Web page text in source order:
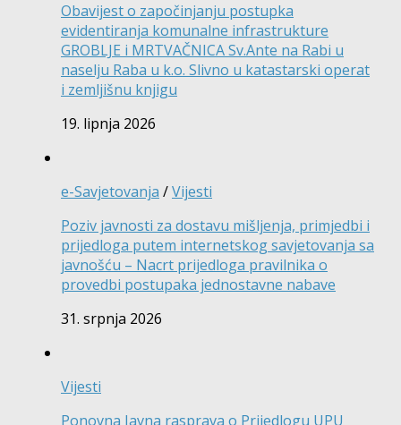
Obavijest o započinjanju postupka
evidentiranja komunalne infrastrukture
GROBLJE i MRTVAČNICA Sv.Ante na Rabi u
naselju Raba u k.o. Slivno u katastarski operat
i zemljišnu knjigu
19. lipnja 2026
e-Savjetovanja /Vijesti
Poziv javnosti za dostavu mišljenja, primjedbi i
prijedloga putem internetskog savjetovanja sa
javnošću – Nacrt prijedloga pravilnika o
provedbi postupaka jednostavne nabave
31. srpnja 2026
Vijesti
Ponovna Javna rasprava o Prijedlogu UPU